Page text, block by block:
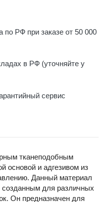
по РФ при заказе от 50 000
в РФ (уточняйте у
сервис
тканеподобным
основой и адгезивом из
Данный материал
для различных
Он предназначен для